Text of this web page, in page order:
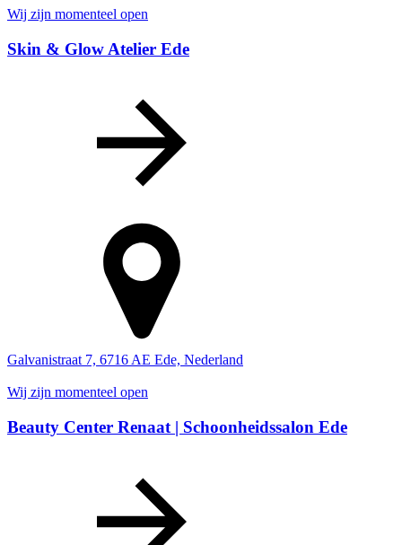
Wij zijn momenteel open
Skin & Glow Atelier Ede
Galvanistraat 7, 6716 AE Ede, Nederland
Wij zijn momenteel open
Beauty Center Renaat | Schoonheidssalon Ede